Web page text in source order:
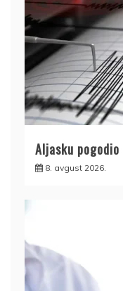
Aljasku
8. avgust 2026.